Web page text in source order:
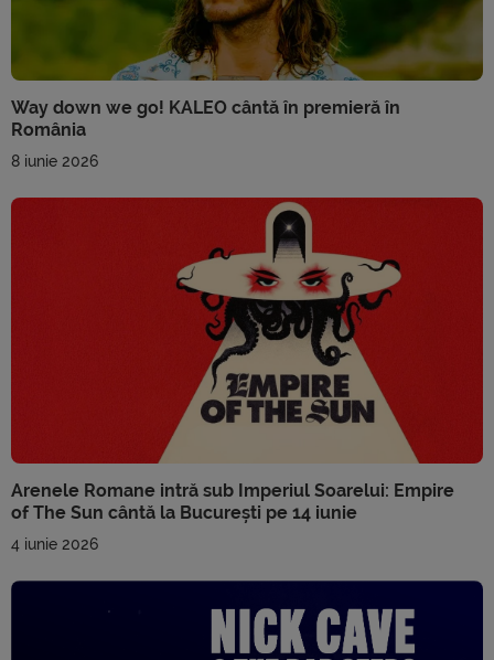
Way down we go! KALEO cântă în premieră în
România
8 iunie 2026
Arenele Romane intră sub Imperiul Soarelui: Empire
of The Sun cântă la București pe 14 iunie
4 iunie 2026